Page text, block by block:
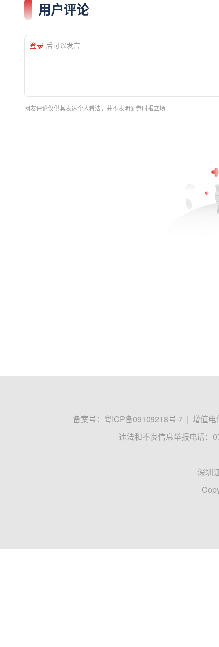
用户评论
登录 后可以发言
网友评论仅供其表达个人看法，并不表明证券时报立场
备案号： 粤ICP备09109218号-7 | 增值电
违法和不良信息举报电话：
深圳